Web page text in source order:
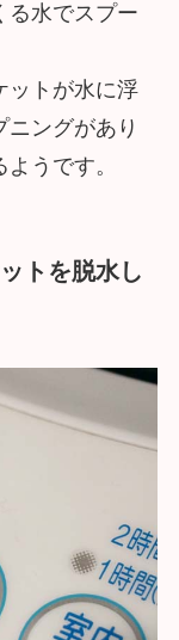
る水でスプー
ットが水に浮
ングがあり
うです。
トを脱水し